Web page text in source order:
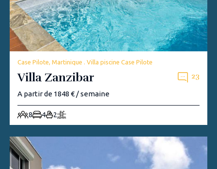
Case Pilote, Martinique . Villa piscine Case Pilote
Villa Zanzibar 23
A partir de 1848 € / semaine
8 4 2